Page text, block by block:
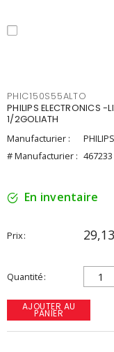
PHIC150S55ALTO
PHILIPS ELECTRONICS -
1/2GOLIATH
Manufacturier :
# Manufacturier : 467233
En inventaire
Prix
Quantité
AJOUTER AU
PANIER